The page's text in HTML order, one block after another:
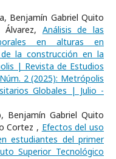
Benjamín Gabriel Quito
Análisis de las
en alturas en
la construcción en la
| Revista de Estudios
2 (2025): Metrópolis
Globales | Julio -
Benjamín Gabriel Quito
Cortez , Efectos del uso
estudiantes del primer
Superior Tecnológico